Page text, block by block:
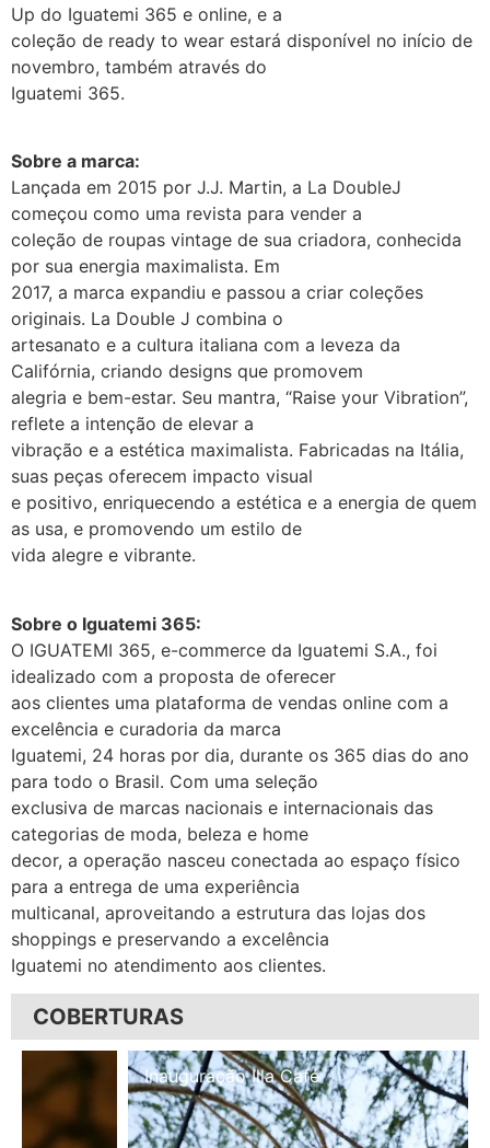
Up do Iguatemi 365 e online, e a
coleção de ready to wear estará disponível no início de
novembro, também através do
Iguatemi 365.
Sobre a marca:
Lançada em 2015 por J.J. Martin, a La DoubleJ
começou como uma revista para vender a
coleção de roupas vintage de sua criadora, conhecida
por sua energia maximalista. Em
2017, a marca expandiu e passou a criar coleções
originais. La Double J combina o
artesanato e a cultura italiana com a leveza da
Califórnia, criando designs que promovem
alegria e bem-estar. Seu mantra, “Raise your Vibration”,
reflete a intenção de elevar a
vibração e a estética maximalista. Fabricadas na Itália,
suas peças oferecem impacto visual
e positivo, enriquecendo a estética e a energia de quem
as usa, e promovendo um estilo de
vida alegre e vibrante.
Sobre o Iguatemi 365:
O IGUATEMI 365, e-commerce da Iguatemi S.A., foi
idealizado com a proposta de oferecer
aos clientes uma plataforma de vendas online com a
excelência e curadoria da marca
Iguatemi, 24 horas por dia, durante os 365 dias do ano
para todo o Brasil. Com uma seleção
exclusiva de marcas nacionais e internacionais das
categorias de moda, beleza e home
decor, a operação nasceu conectada ao espaço físico
para a entrega de uma experiência
multicanal, aproveitando a estrutura das lojas dos
shoppings e preservando a excelência
Iguatemi no atendimento aos clientes.
COBERTURAS
Inauguração Illa Café